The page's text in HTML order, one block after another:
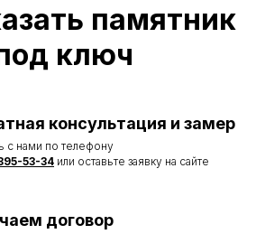
памятник
ключ
консультация и замер
с нами по телефону
53-34 или оставьте заявку на сайте
договор